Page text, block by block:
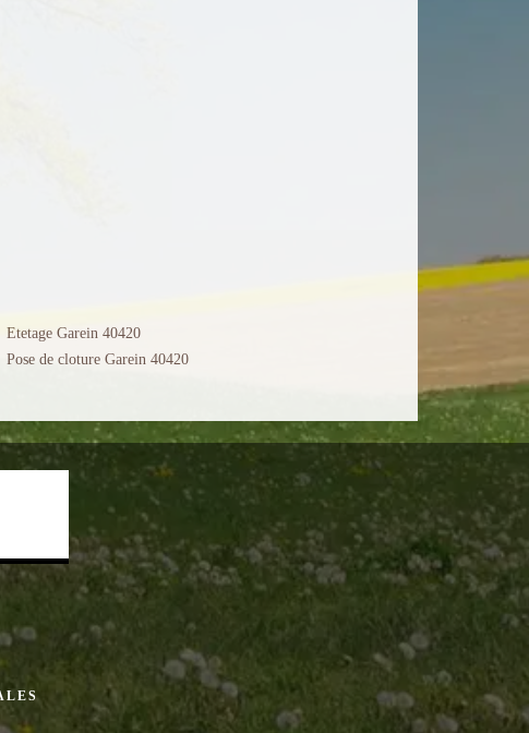
Etetage Garein 40420
Pose de cloture Garein 40420